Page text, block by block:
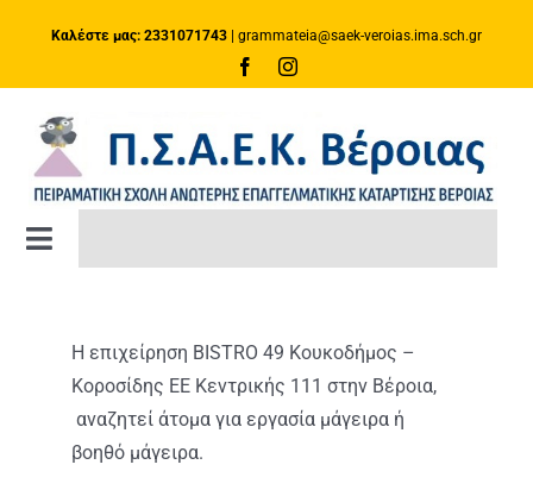
Καλέστε μας: 2331071743 grammateia@saek-veroias.ima.sch.gr
Toggle
ΚΑΤΑΡΤΙΣΗ
Πλατφόρμα e-Class
Η επιχείρηση BISTRO 49 Κουκοδήμος –
Κοροσίδης ΕΕ Κεντρικής 111 στην Βέροια,
αναζητεί άτομα για εργασία μάγειρα ή
βοηθό μάγειρα.